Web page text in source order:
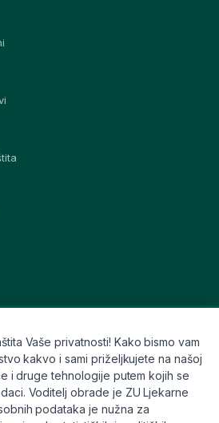
Vaše privatnosti! Kako bismo vam
kakvo i sami priželjkujete na našoj
i druge tehnologije putem kojih se
Voditelj obrade je ZU Ljekarne
podataka je nužna za